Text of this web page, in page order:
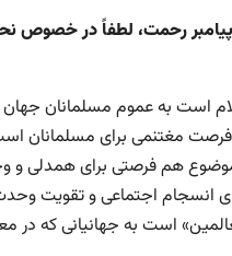
رحمت، لطفاً در خصوص
است به عموم مسلمانان
مغتنمی برای مسلمانان است
هم فرصتی برای همدلی و
اجتماعی و تقویت
است به جهانیانی که در